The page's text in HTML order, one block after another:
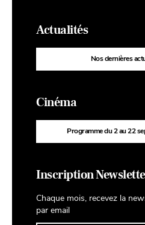
Actualités
Nos dernières
Cinéma
Programme du 2 au 22
Inscription
Chaque mois, recevez la
par email